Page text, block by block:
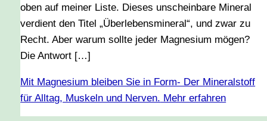
oben auf meiner Liste. Dieses unscheinbare Mineral
verdient den Titel „Überlebensmineral“, und zwar zu
Recht. Aber warum sollte jeder Magnesium mögen?
Die Antwort […]
Mit Magnesium bleiben Sie in Form- Der Mineralstoff
für Alltag, Muskeln und Nerven. Mehr erfahren